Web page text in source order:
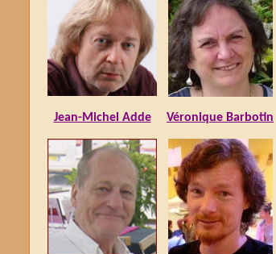
Jean-Michel Adde Véronique Barbotin